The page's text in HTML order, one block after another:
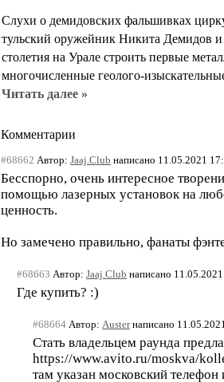
Слухи о демидовских фальшивках
тульский оружейник Никита Демидов
столетия на Урале строить первые
многочисленные геолого-
Читать далее »
Комментарии
#68662 Автор: Jaaj.Club написано 11.05.2021
Бесспорно, очень интересное
помощью лазерных установок на
ценность.
Но замечено правильно, фанаты
#68663 Автор: Jaaj.Club написано
Где купить? :)
#68664 Автор: Austerнаписано
Стать владельцем раунда
https://www.avito.ru/moskva/
там указан московский телефон